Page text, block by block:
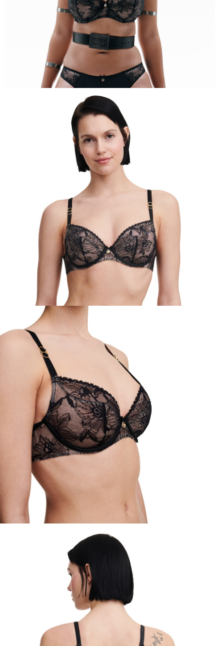
請求用戶進行身份認證。
５．嚴禁一人註冊多個帳號或使用他人資訊註冊。若發現惡意使用之情形，
恩沛科技股份有限公司將有權停止該用戶之使用額度並採取法律行動。